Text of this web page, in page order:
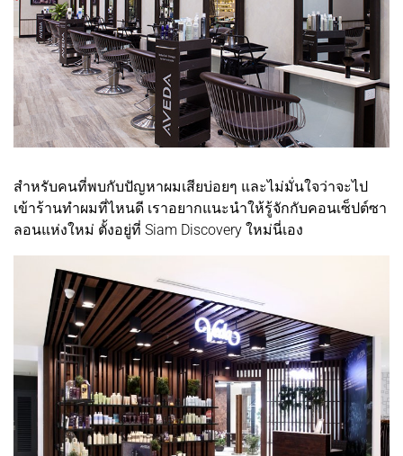
สำหรับคนที่พบกับปัญหาผมเสียบ่อยๆ และไม่มั่นใจว่าจะไป
เข้าร้านทำผมที่ไหนดี เราอยากแนะนำให้รู้จักกับคอนเซ็ปต์ซา
ลอนแห่งใหม่ ตั้งอยู่ที่ Siam Discovery ใหม่นี่เอง